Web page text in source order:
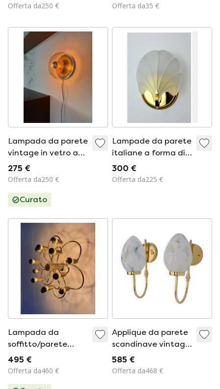
Offerta da250 €
Offerta da35 €
Lampada da parete
vintage in vetro a
bolle, Glashütte
Limburg anni '70
275 €
Offerta da250 €
Curato
Lampade da parete
italiane a forma di
conchiglia (2×)
300 €
Offerta da225 €
Lampada da
soffitto/parete
vintage in ottone
con motivo a spirale,
495 €
Offerta da460 €
Applique da parete
scandinave vintage,
anni '80, set da 2
585 €
Offerta da468 €